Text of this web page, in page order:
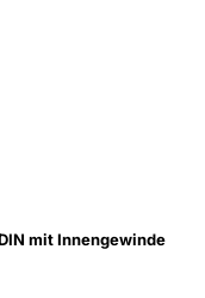
mit Innengewinde